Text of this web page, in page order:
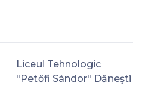
Liceul Tehnologic
"Petőfi Sándor" Dăneşti